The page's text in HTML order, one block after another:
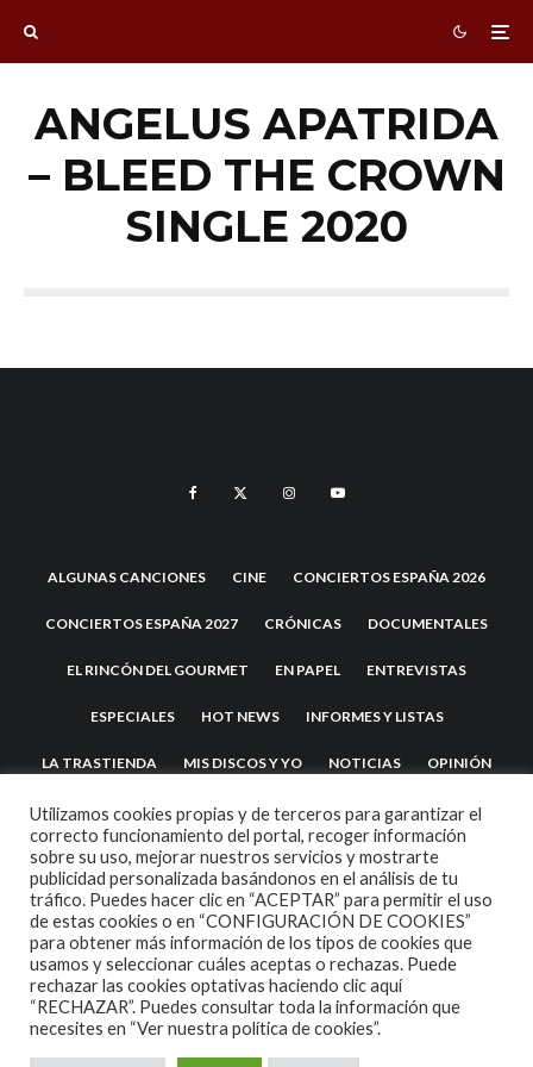
ANGELUS APATRIDA
– BLEED THE CROWN
SINGLE 2020
ALGUNAS CANCIONES CINE CONCIERTOS ESPAÑA 2026
CONCIERTOS ESPAÑA 2027 CRÓNICAS DOCUMENTALES
EL RINCÓN DEL GOURMET EN PAPEL ENTREVISTAS
ESPECIALES HOT NEWS INFORMES Y LISTAS
LA TRASTIENDA MIS DISCOS Y YO NOTICIAS OPINIÓN
REVIEWS TEATRO TU DISCO ME SUENA
2007 COPYRIGHT -CODETIPITHEME
Utilizamos cookies propias y de terceros para garantizar el
correcto funcionamiento del portal, recoger información
sobre su uso, mejorar nuestros servicios y mostrarte
publicidad personalizada basándonos en el análisis de tu
tráfico. Puedes hacer clic en “ACEPTAR” para permitir el uso
de estas cookies o en “CONFIGURACIÓN DE COOKIES”
para obtener más información de los tipos de cookies que
usamos y seleccionar cuáles aceptas o rechazas. Puede
rechazar las cookies optativas haciendo clic aquí
“RECHAZAR”. Puedes consultar toda la información que
necesites en “Ver nuestra política de cookies”.